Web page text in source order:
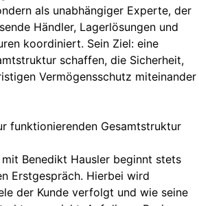
als unabhängiger Experte, der
Händler, Lagerlösungen und
koordiniert. Sein Ziel: eine
schaffen, die Sicherheit,
Vermögensschutz miteinander
funktionierenden Gesamtstruktur
Benedikt Hausler beginnt stets
Erstgespräch. Hierbei wird
der Kunde verfolgt und wie seine